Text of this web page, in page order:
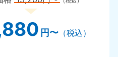
円〜（税込）